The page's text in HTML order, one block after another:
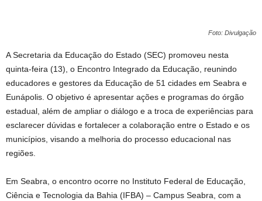
Foto: Divulgação
A Secretaria da Educação do Estado (SEC) promoveu nesta
quinta-feira (13), o Encontro Integrado da Educação, reunindo
educadores e gestores da Educação de 51 cidades em Seabra e
Eunápolis. O objetivo é apresentar ações e programas do órgão
estadual, além de ampliar o diálogo e a troca de experiências para
esclarecer dúvidas e fortalecer a colaboração entre o Estado e os
municípios, visando a melhoria do processo educacional nas
regiões.
Em Seabra, o encontro ocorre no Instituto Federal de Educação,
Ciência e Tecnologia da Bahia (IFBA) – Campus Seabra, com a